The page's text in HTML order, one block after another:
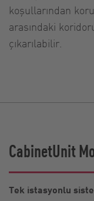
koşullarından
arasındaki
çıkarılabilir.
CabinetUnit
Tek istasyonlu